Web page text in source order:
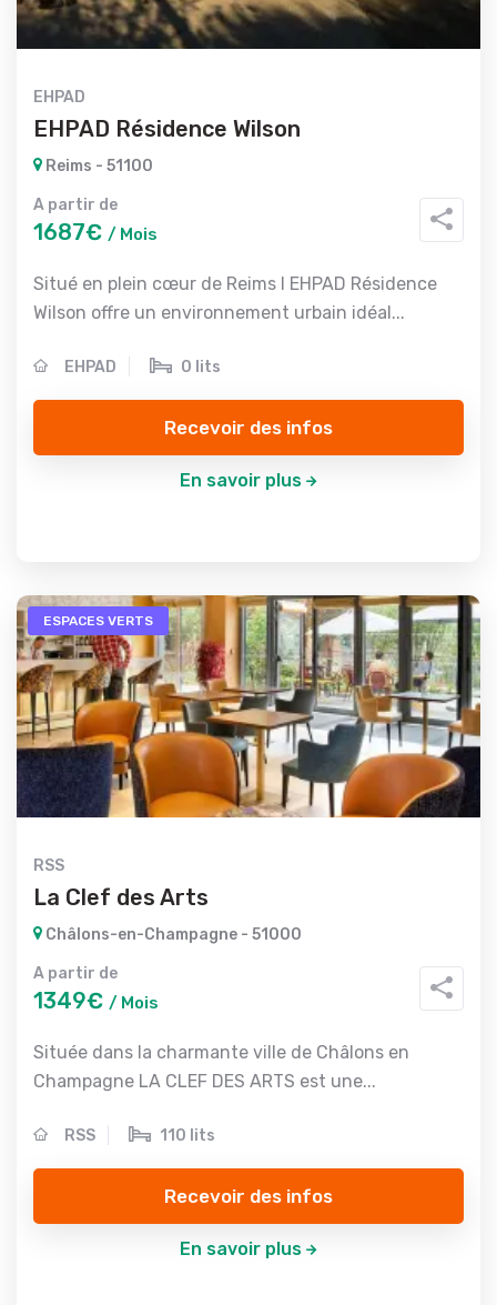
EHPAD
EHPAD Résidence Wilson
Reims - 51100
A partir de
1687€ / Mois
Situé en plein cœur de Reims l EHPAD Résidence
Wilson offre un environnement urbain idéal...
EHPAD 0 lits
Recevoir des infos
En savoir plus
ESPACES VERTS
RSS
La Clef des Arts
Châlons-en-Champagne - 51000
A partir de
1349€ / Mois
Située dans la charmante ville de Châlons en
Champagne LA CLEF DES ARTS est une...
RSS 110 lits
Recevoir des infos
En savoir plus